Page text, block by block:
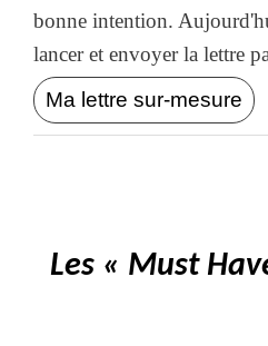
bonne intention.
lancer et envoyer la lettre
Ma lettre sur-mesure
Les « Must